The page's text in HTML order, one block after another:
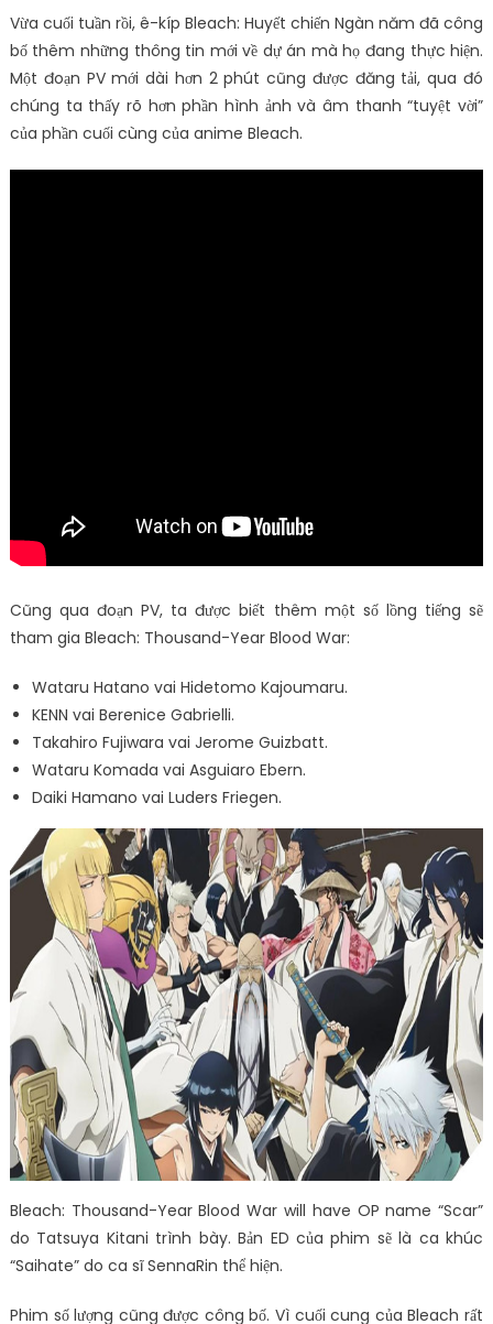
Vừa cuối tuần rồi, ê-kíp Bleach: Huyết chiến Ngàn năm đã công
bố thêm những thông tin mới về dự án mà họ đang thực hiện.
Một đoạn PV mới dài hơn 2 phút cũng được đăng tải, qua đó
chúng ta thấy rõ hơn phần hình ảnh và âm thanh “tuyệt vời”
của phần cuối cùng của anime Bleach.
Cũng qua đoạn PV, ta được biết thêm một số lồng tiếng sẽ
tham gia Bleach: Thousand-Year Blood War:
Wataru Hatano vai Hidetomo Kajoumaru.
KENN vai Berenice Gabrielli.
Takahiro Fujiwara vai Jerome Guizbatt.
Wataru Komada vai Asguiaro Ebern.
Daiki Hamano vai Luders Friegen.
Bleach: Thousand-Year Blood War will have OP name “Scar”
do Tatsuya Kitani trình bày. Bản ED của phim sẽ là ca khúc
“Saihate” do ca sĩ SennaRin thể hiện.
Phim số lượng cũng được công bố. Vì cuối cung của Bleach rất